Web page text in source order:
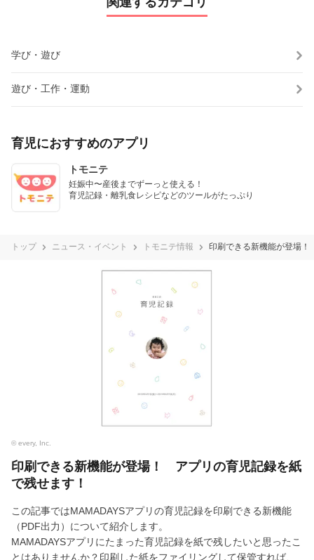
学び・遊び
遊び・工作・運動
育児におすすめのアプリ
トモニテ
妊娠中〜産後までずーっと使える！
育児記録・離乳食レシピなどのツールがたっぷり
トップ ニュース・イベント トモニテ情報 印刷できる新機能が登場
© every, Inc.
印刷できる新機能が登場！ アプリの育児記録を紙
で残せます！
この記事ではMAMADAYSアプリの育児記録を印刷できる新機能
（PDF出力）について紹介します。
MAMADAYSアプリにたまった育児記録を紙で残したいと思ったこ
とはありませんか？印刷した紙をファイリングして保管すれば、